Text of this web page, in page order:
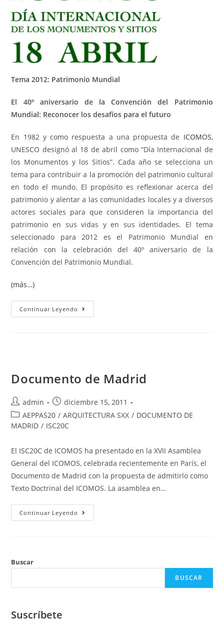
Tema 2012: Patrimonio Mundial
El 40º aniversario de la Convención del Patrimonio
Mundial: Reconocer los desafíos para el futuro
En 1982 y como respuesta a una propuesta de ICOMOS,
UNESCO designó al 18 de abril como “Día Internacional de
los Monumentos y los Sitios”. Cada año se selecciona un
tema para contribuir a la promoción del patrimonio cultural
en todo el mundo. El propósito es reflexionar acerca del
patrimonio y alentar a las comunidades locales y a diversos
actores sociales para que consideren la importancia del
patrimonio en sus vidas y en sus identidades. El tema
seleccionado para 2012 es el Patrimonio Mundial en
relación con la celebración del 40º aniversario de la
Convención del Patrimonio Mundial.
(más…)
Continuar Leyendo
Documento de Madrid
admin
diciembre 15, 2011
AEPPAS20 / ARQUITECTURA SXX / DOCUMENTO DE
MADRID / ISC20C
El ISC20C de ICOMOS ha presentado en la XVII Asamblea
General del ICOMOS, celebrada recientemente en París, el
Documento de Madrid con la propuesta de admitirlo como
Texto Doctrinal del ICOMOS. La asamblea en…
Continuar Leyendo
Buscar
BUSCAR
Suscríbete